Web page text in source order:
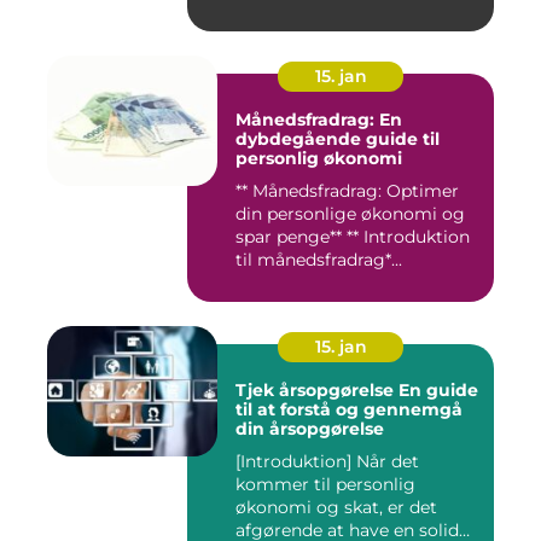
15. jan
Månedsfradrag: En
dybdegående guide til
personlig økonomi
** Månedsfradrag: Optimer
din personlige økonomi og
spar penge** ** Introduktion
til månedsfradrag*...
15. jan
Tjek årsopgørelse En guide
til at forstå og gennemgå
din årsopgørelse
[Introduktion] Når det
kommer til personlig
økonomi og skat, er det
afgørende at have en solid